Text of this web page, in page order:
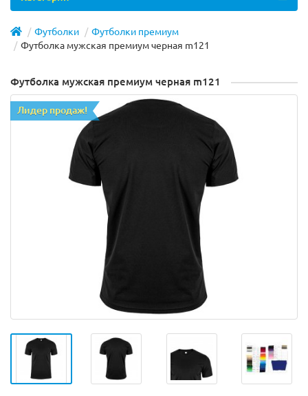
Футболки
Футболки премиум
Футболка мужская премиум черная m121
Футболка мужская премиум черная m121
Лидер продаж!